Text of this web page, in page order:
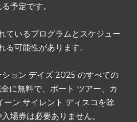
予定です。
ているプログラムとスケジュー
る可能性があります。
ョン デイズ 2025 のすべての
に無料で、ボート ツアー、カ
ーン サイレント ディスコを除
場券は必要ありません。